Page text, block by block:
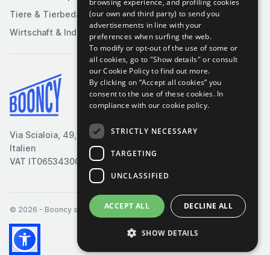
Tiere & Tierbedarf
Wirtschaft & Industrie
Via Scialoia, 49, Florenz,
Italien
VAT IT06534300485
Bedingungen & Konditionen
Cookie-Richtlinie
Datenschutzrichtlinie
© 2026 - Booncy srl - VAT IT06534300485
browsing experience, and profiling cookies
(our own and third party) to send you
advertisements in line with your
preferences when surfing the web.
To modify or opt-out of the use of some or
all cookies, go to "Show details" or consult
our Cookie Policy to find out more.
By clicking on “Accept all cookies” you
consent to the use of these cookies. In
compliance with our cookie policy.
STRICTLY NECESSARY
TARGETING
UNCLASSIFIED
ACCEPT ALL DECLINE ALL
SHOW DETAILS